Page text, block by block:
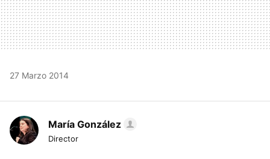
27 Marzo 2014
María González
Director